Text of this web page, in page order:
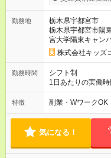
給＋200円 ■処遇
雇用形態、給与は
勤務地
栃木県宇都宮市
栃木県宇都宮市陽
宮大学陽東キャン
株式会社キッズ
勤務時間
シフト制
1日あたりの実働
1日6時間以上、週2日以上 ＜シフトパタ
8:30～17:30 14:00～18:45 など ＊
遅番18:45までど
す。）
特徴 副業・WワークOK
気になる！